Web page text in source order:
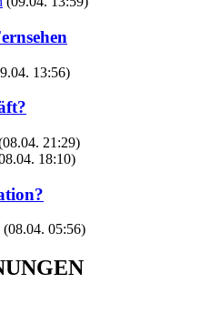
13:56)
21:29)
18:10)
(08.04. 05:56)